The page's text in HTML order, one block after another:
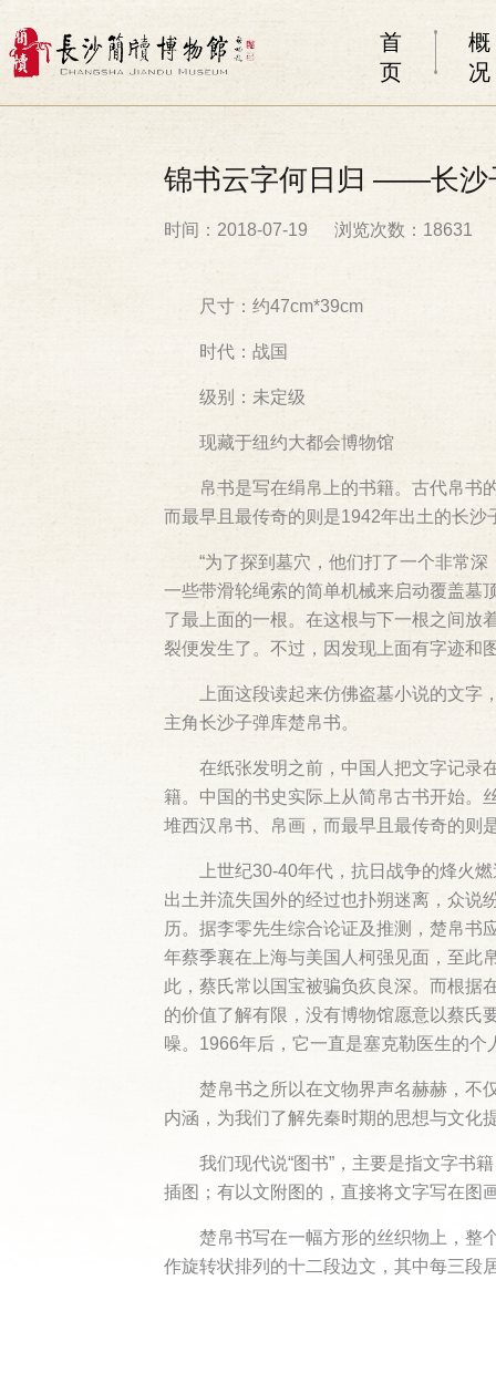
首
页
概
况
锦书云字何日归 ——长沙
时间：2018-07-19 浏览次数：18631
尺寸：约47cm*39cm
时代：战国
级别：未定级
现藏于纽约大都会博物馆
帛书是写在绢帛上的书籍。古代帛书
而最早且最传奇的则是1942年出土的长沙
“为了探到墓穴，他们打了一个非常
一些带滑轮绳索的简单机械来启动覆盖
了最上面的一根。在这根与下一根之间
裂便发生了。不过，因发现上面有字迹和
上面这段读起来仿佛盗墓小说的文
主角长沙子弹库楚帛书。
在纸张发明之前，中国人把文字记录
籍。中国的书史实际上从简帛古书开始。
堆西汉帛书、帛画，而最早且最传奇的则
上世纪30-40年代，抗日战争的烽火
出土并流失国外的经过也扑朔迷离，众说
历。据李零先生综合论证及推测，楚帛书
年蔡季襄在上海与美国人柯强见面，至此
此，蔡氏常以国宝被骗负疚良深。而根据
的价值了解有限，没有博物馆愿意以蔡氏
噪。1966年后，它一直是塞克勒医生的
楚帛书之所以在文物界声名赫赫，不
内涵，为我们了解先秦时期的思想与文化
我们现代说“图书”，主要是指文字书
插图；有以文附图的，直接将文字写在图
楚帛书写在一幅方形的丝织物上，整
作旋转状排列的十二段边文，其中每三段